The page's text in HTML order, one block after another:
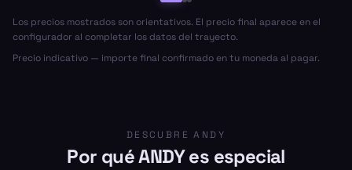
Los precios mostrados son orientativos. El precio final aparece en el
configurador al completar los datos del trayecto.
Precio indicativo — importe final confirmado en tu moneda al pagar.
DESCUBRE ANDY
Por qué ANDY es especial